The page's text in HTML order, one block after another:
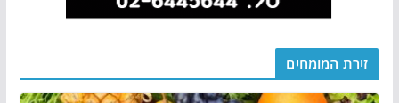
זירת המומחים